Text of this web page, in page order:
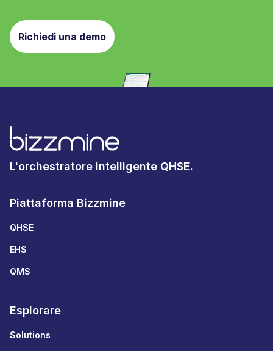
Richiedi una demo
L'orchestratore intelligente QHSE.
Piattaforma Bizzmine
QHSE
EHS
QMS
Esplorare
Solutions